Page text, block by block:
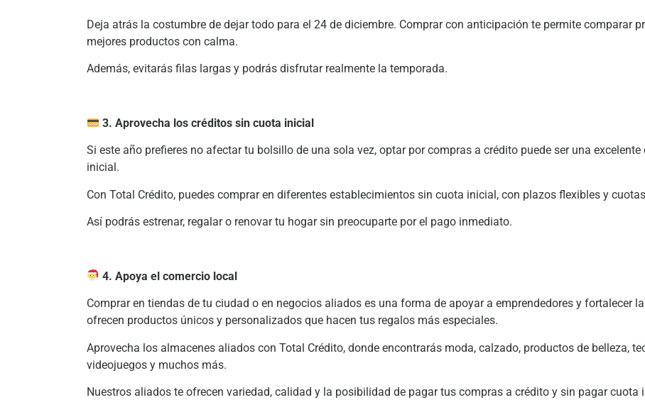
Deja atrás la costumbre de dejar todo para el 24 de diciembre. Comprar con anticipación te permite comparar
mejores productos con calma.
Además, evitarás filas largas y podrás disfrutar realmente la temporada.
3. Aprovecha los créditos sin cuota inicial
Si este año prefieres no afectar tu bolsillo de una sola vez, optar por compras a crédito puede ser una
inicial.
Con Total Crédito, puedes comprar en diferentes establecimientos sin cuota inicial, con plazos flexibles y
Así podrás estrenar, regalar o renovar tu hogar sin preocuparte por el pago inmediato.
4. Apoya el comercio local
Comprar en tiendas de tu ciudad o en negocios aliados es una forma de apoyar a emprendedores y fortalecer
ofrecen productos únicos y personalizados que hacen tus regalos más especiales.
Aprovecha los almacenes aliados con Total Crédito, donde encontrarás moda, calzado, productos de belleza,
videojuegos y muchos más.
Nuestros aliados te ofrecen variedad, calidad y la posibilidad de pagar tus compras a crédito y sin pagar cuota